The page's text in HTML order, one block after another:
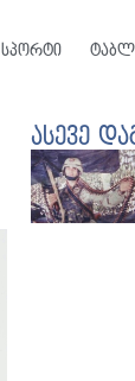
სპორტი
ასევე